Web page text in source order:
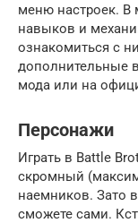
меню настроек. В
навыков и
ознакомиться с
дополнительные
мода или на
Персонажи
Играть в Battle
скромный
наемников. Зато
сможете сами.